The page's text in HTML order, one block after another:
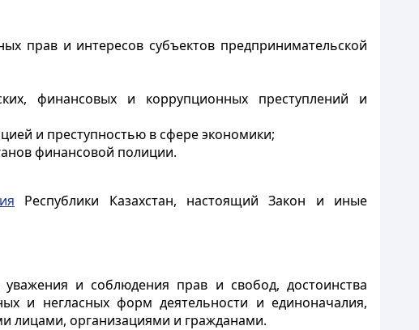
прав и интересов субъектов предпринимательской
финансовых и коррупционных преступлений и
и преступностью в сфере экономики;
финансовой полиции.
Республики Казахстан, настоящий Закон и иные
и соблюдения прав и свобод, достоинства
и негласных форм деятельности и единоначалия,
лицами, организациями и гражданами.